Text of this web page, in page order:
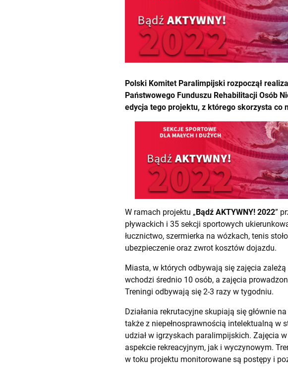
Polski Komitet Paralimpijski rozpoczął
Państwowego Funduszu Rehabilitacji Osób
edycja tego projektu, z którego skorzysta co
W ramach projektu „Bądź AKTYWNY! 2022”
pływackich i 35 sekcji sportowych
łucznictwo, szermierka na wózkach, tenis
ubezpieczenie oraz zwrot kosztów dojazdu.
Miasta, w których odbywają się zajęcia
wchodzi średnio 10 osób, a zajęcia
Treningi odbywają się 2-3 razy w tygodniu.
Działania rekrutacyjne skupiają się głównie
także z niepełnosprawnością intelektualną w
udział w igrzyskach paralimpijskich. Zajęcia
aspekcie rekreacyjnym, jak i wyczynowym.
w toku projektu monitorowane są postępy i